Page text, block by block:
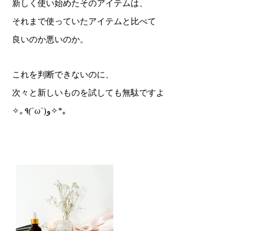
新しく使い始めたそのアイテムは、
それまで使っていたアイテムと比べて
良いのか悪いのか。
これを判断できないのに、
次々と新しいものを試しても無駄ですよ
✧
｡٩(ˊωˋ )و✧*｡